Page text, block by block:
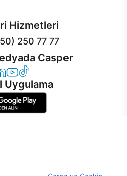
Hizmetleri
250 77 77
Casper
TwitterLinkedIn
Casper YouTube
Casper TikTok
Uygulama